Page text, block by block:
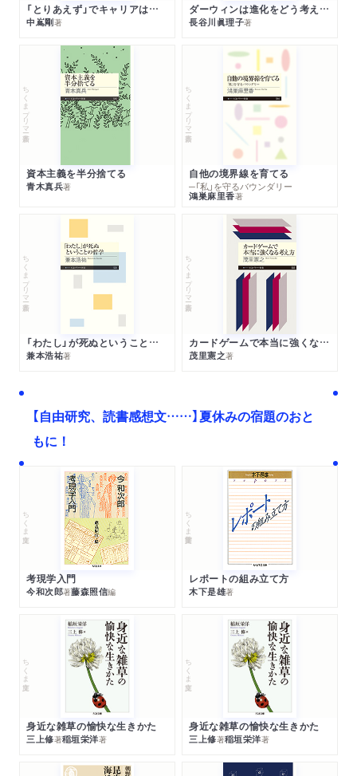
「とりあえず」でキャリアは決まる
中嶌剛著
ダーウィンは進化をどう考えたのか
長谷川眞理子著
ちくまプリマー新書
資本主義を半分捨てる
青木真兵著
ちくまプリマー新書
自他の境界線を育てる
─「私」を守るバウンダリー
鴻巣麻里香著
ちくまプリマー新書
「わたし」が死ぬということの哲学
兼本浩祐著
ちくまプリマー新書
カードゲームで本当に強くなる考え方
茂里憲之著
【自由研究、読書感想文……】夏休みの宿題のおと
もに！
ちくま文庫
考現学入門
今和次郎著藤森照信編
ちくま学芸文庫
レポートの組み立て方
木下是雄著
ちくま文庫
身近な雑草の愉快な生きかた
三上修著稲垣栄洋著
ちくま文庫
身近な雑草の愉快な生きかた
三上修著稲垣栄洋著